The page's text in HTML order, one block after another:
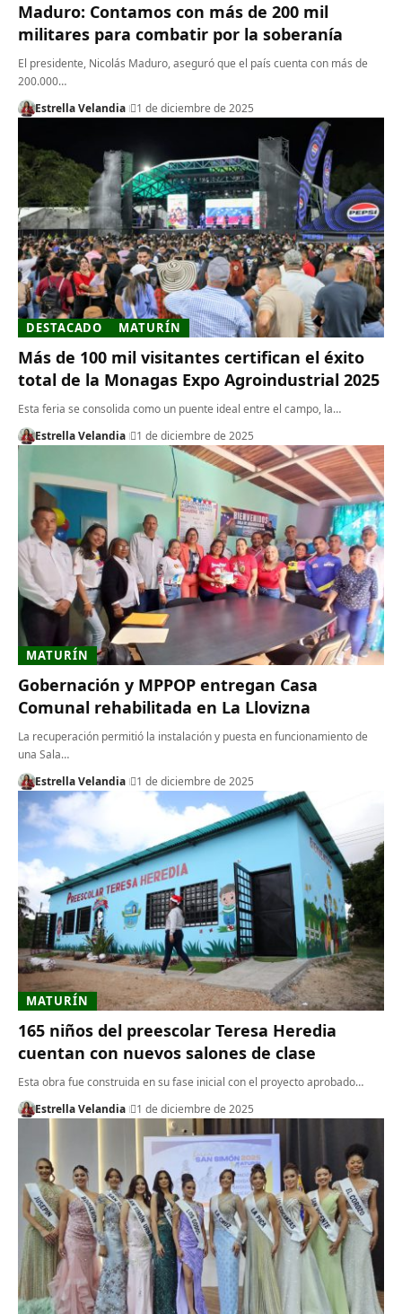
Maduro: Contamos con más de 200 mil
militares para combatir por la soberanía
El presidente, Nicolás Maduro, aseguró que el país cuenta con más de
200.000…
Estrella Velandia
1 de diciembre de 2025
DESTACADO MATURÍN
Más de 100 mil visitantes certifican el éxito
total de la Monagas Expo Agroindustrial 2025
Esta feria se consolida como un puente ideal entre el campo, la…
Estrella Velandia
1 de diciembre de 2025
MATURÍN
Gobernación y MPPOP entregan Casa
Comunal rehabilitada en La Llovizna
La recuperación permitió la instalación y puesta en funcionamiento de
una Sala…
Estrella Velandia
1 de diciembre de 2025
MATURÍN
165 niños del preescolar Teresa Heredia
cuentan con nuevos salones de clase
Esta obra fue construida en su fase inicial con el proyecto aprobado…
Estrella Velandia
1 de diciembre de 2025